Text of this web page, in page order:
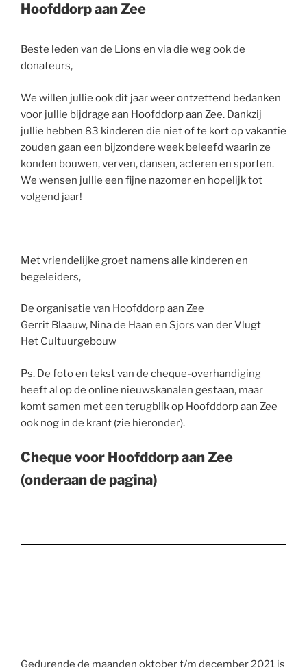
Hoofddorp aan Zee
Beste leden van de Lions en via die weg ook de
donateurs,
We willen jullie ook dit jaar weer ontzettend bedanken
voor jullie bijdrage aan Hoofddorp aan Zee. Dankzij
jullie hebben 83 kinderen die niet of te kort op vakantie
zouden gaan een bijzondere week beleefd waarin ze
konden bouwen, verven, dansen, acteren en sporten.
We wensen jullie een fijne nazomer en hopelijk tot
volgend jaar!
Met vriendelijke groet namens alle kinderen en
begeleiders,
De organisatie van Hoofddorp aan Zee
Gerrit Blaauw, Nina de Haan en Sjors van der Vlugt
Het Cultuurgebouw
Ps. De foto en tekst van de cheque-overhandiging
heeft al op de online nieuwskanalen gestaan, maar
komt samen met een terugblik op Hoofddorp aan Zee
ook nog in de krant (zie hieronder).
Cheque voor Hoofddorp aan Zee
(onderaan de pagina)
Gedurende de maanden oktober t/m december 2021 is